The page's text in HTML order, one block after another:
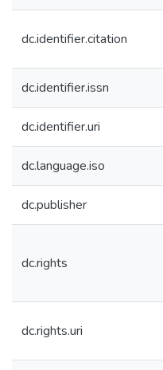
dc.identifier.citation
dc.identifier.issn
dc.identifier.uri
dc.language.iso
dc.publisher
dc.rights
dc.rights.uri